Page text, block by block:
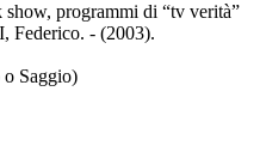
programmi di “tv verità”
Federico. - (2003).
Saggio)